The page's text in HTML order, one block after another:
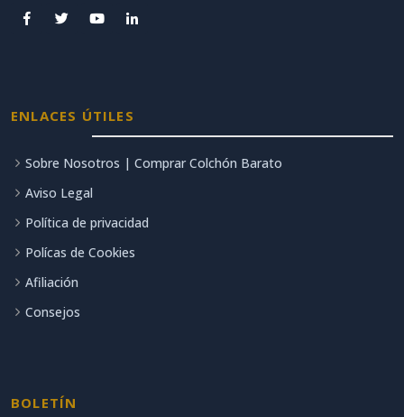
ENLACES ÚTILES
Sobre Nosotros | Comprar Colchón Barato
Aviso Legal
Política de privacidad
Polícas de Cookies
Afiliación
Consejos
BOLETÍN